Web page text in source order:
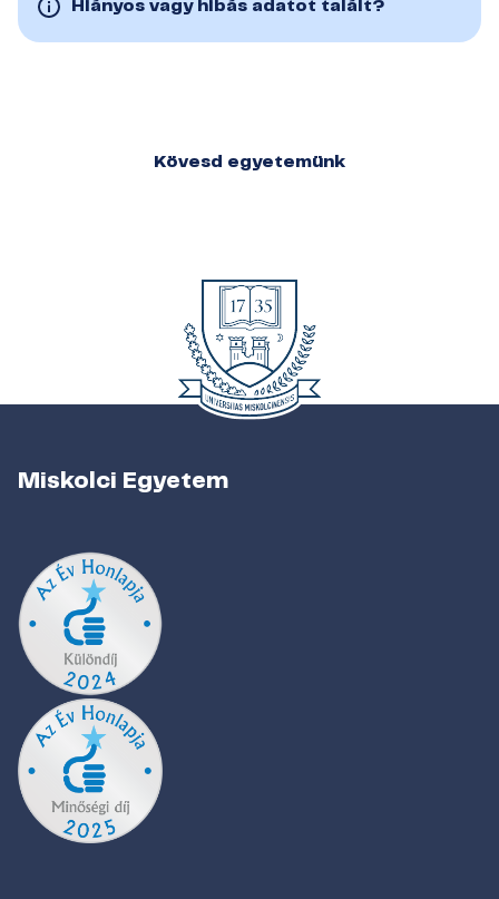
Hiányos vagy hibás adatot talált?
Kövesd egyetemünk
Miskolci Egyetem